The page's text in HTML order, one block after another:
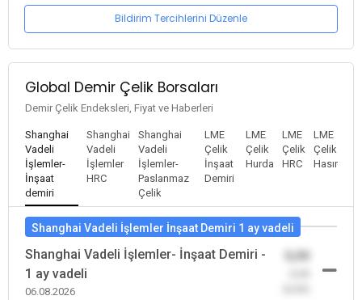
Bildirim Tercihlerini Düzenle
Global Demir Çelik Borsaları
Demir Çelik Endeksleri, Fiyat ve Haberleri
Shanghai
Vadeli
İşlemler-
İnşaat
demiri
Shanghai
Vadeli
İşlemler
HRC
Shanghai
Vadeli
İşlemler-
Paslanmaz
Çelik
LME
Çelik
İnşaat
Demiri
LME
Çelik
Hurda
LME
Çelik
HRC
LME
Çelik
Hasır
Shanghai Vadeli İşlemler İnşaat Demiri 1 ay vadeli
Shanghai Vadeli İşlemler- İnşaat Demiri -
1 ay vadeli
06.08.2026